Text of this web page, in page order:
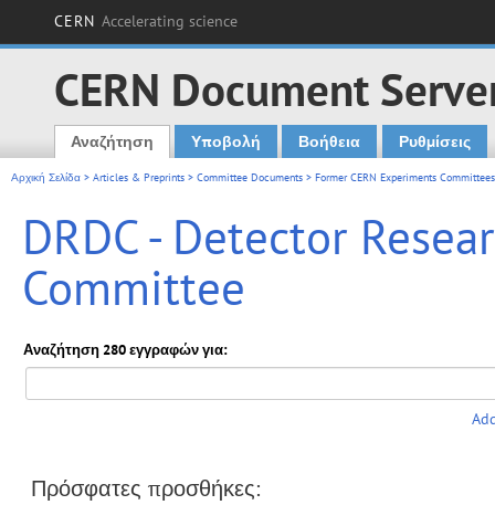
CERN Accelerating science
CERN Document
Main menu
Αναζήτηση Υποβολή Βοήθεια Ρυθμίσεις
Αρχική Σελίδα > Articles & Preprints > Committee Documents > Former CERN Experiments Committees
DRDC - Detector
Committee
Αναζήτηση 280 εγγραφών για:
Πρόσφατες προσθήκες: